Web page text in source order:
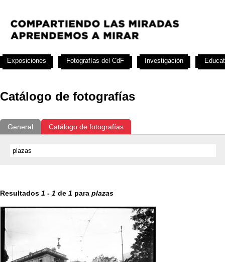
Catálogo de fotografías
General Catálogo de fotografías
Resultados 1 - 1 de 1 para plazas
Exposiciones Fotografías del CdF Investigación